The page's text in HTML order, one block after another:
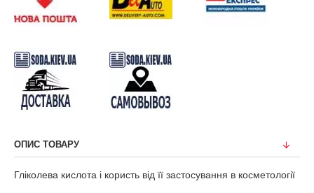
ОПИС ТОВАРУ
Гліколева кислота і користь від її застосування в косметології